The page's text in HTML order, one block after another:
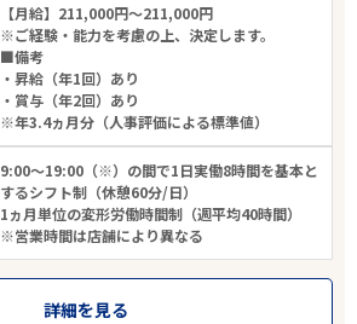
【月給】211,000円～211,000円
※ご経験・能力を考慮の上、決定します。
■備考
・昇給（年1回）あり
・賞与（年2回）あり
※年3.4ヵ月分（人事評価による標準値）
9:00～19:00（※）の間で1日実働8時間を基本と
するシフト制（休憩60分/日）
1ヵ月単位の変形労働時間制（週平均40時間）
※営業時間は店舗により異なる
詳細を見る